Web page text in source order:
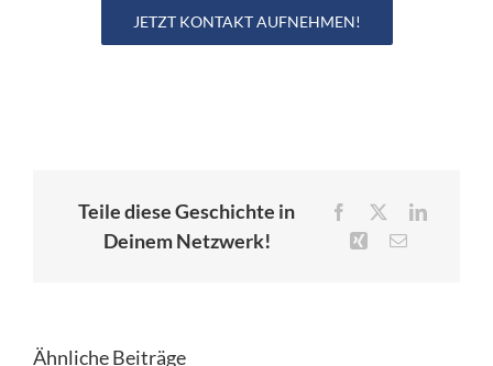
JETZT KONTAKT AUFNEHMEN!
Teile diese Geschichte in
Deinem Netzwerk!
Facebook
LinkedIn
Xing E-
Ähnliche Beiträge